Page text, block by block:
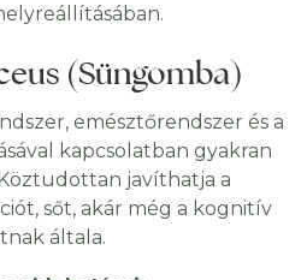
(Süngomba)
emésztőrendszer és a
kapcsolatban gyakran
javíthatja a
sőt, akár még a kognitív
általa.